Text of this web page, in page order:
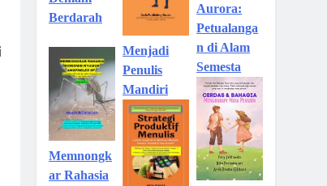
Berdarah
Memnongk
ar Rahasia
Menjadi
Penulis
Mandiri
Aurora:
Petualanga
n di Alam
Semesta